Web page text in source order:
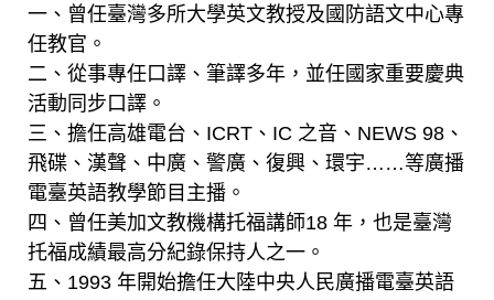
一、曾任臺灣多所大學英文教授及國防語文中心專
任教官。
二、從事專任口譯、筆譯多年，並任國家重要慶典
活動同步口譯。
三、擔任高雄電台、ICRT、IC 之音、NEWS 98、
飛碟、漢聲、中廣、警廣、復興、環宇……等廣播
電臺英語教學節目主播。
四、曾任美加文教機構托福講師18 年，也是臺灣
托福成績最高分紀錄保持人之一。
五、1993 年開始擔任大陸中央人民廣播電臺英語